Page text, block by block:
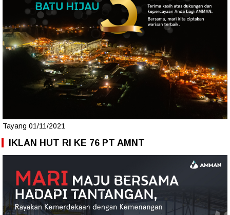
Tayang 01/11/2021
IKLAN HUT RI KE 76 PT AMNT